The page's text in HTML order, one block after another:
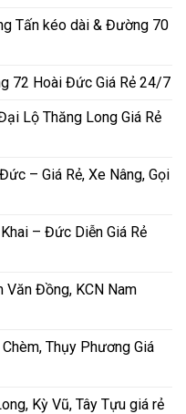
Tấn kéo dài & Đường 70
72 Hoài Đức Giá Rẻ 24/7
Lộ Thăng Long Giá Rẻ
– Giá Rẻ, Xe Nâng, Gọi
– Đức Diễn Giá Rẻ
Văn Đồng, KCN Nam
Thụy Phương Giá
Kỳ Vũ, Tây Tựu giá rẻ